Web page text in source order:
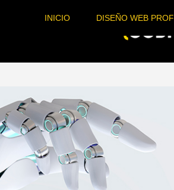
INICIO DISEÑO WEB